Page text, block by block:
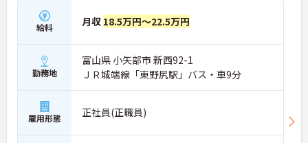
給料 月収 18.5万円～22.5万円
勤務地
富山県 小矢部市 新西92-1
ＪＲ城端線「東野尻駅」バス・車9分
雇用形態 正社員(正職員)